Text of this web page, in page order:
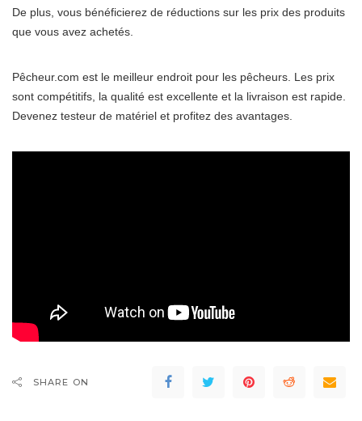
De plus, vous bénéficierez de réductions sur les prix des produits
que vous avez achetés.
Pêcheur.com est le meilleur endroit pour les pêcheurs. Les prix
sont compétitifs, la qualité est excellente et la livraison est rapide.
Devenez testeur de matériel et profitez des avantages.
SHARE ON